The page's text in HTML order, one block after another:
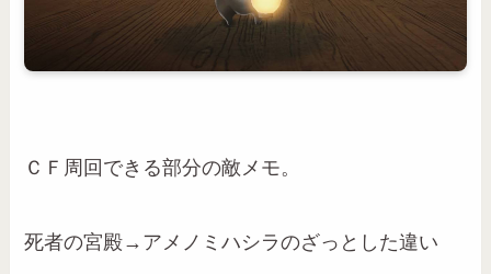
ＣＦ周回できる部分の敵メモ。
死者の宮殿→アメノミハシラのざっとした違い